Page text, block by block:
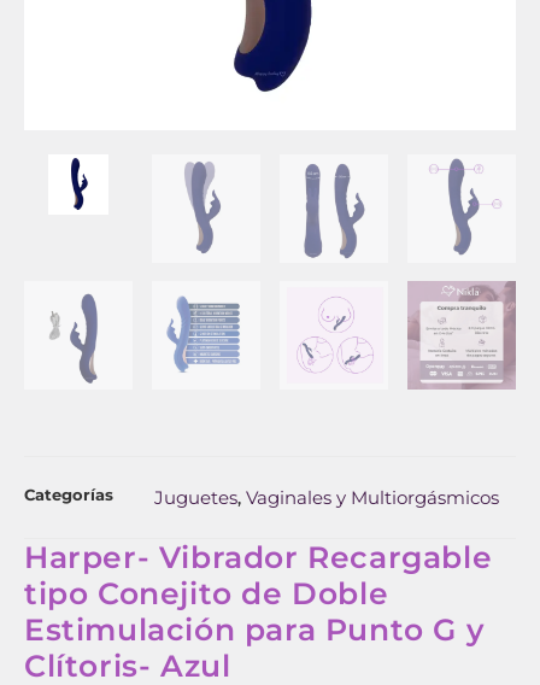
Categorías Juguetes, Vaginales y Multiorgásmicos
Harper- Vibrador Recargable
tipo Conejito de Doble
Estimulación para Punto G y
Clítoris- Azul